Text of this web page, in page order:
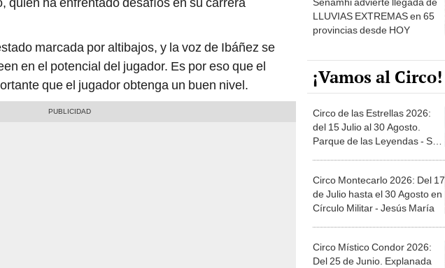
marcada por altibajos, y la voz de Ibáñez se
en el potencial del jugador. Es por eso que el
que el jugador obtenga un buen nivel.
LLUVIAS EXTREMAS en 65
provincias desde HOY
¡Vamos al Circo!
Circo de las Estrellas 2026:
del 15 Julio al 30 Agosto.
Parque de las Leyendas - San
Circo Montecarlo 2026: Del 17
de Julio hasta el 30 Agosto en
Círculo Militar - Jesús María
Circo Místico Condor 2026:
Del 25 de Junio. Explanada